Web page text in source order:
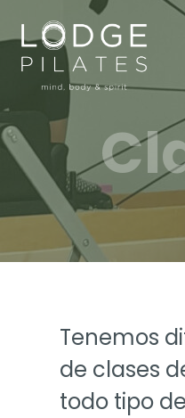
Tenemos
de clases
todo tipo